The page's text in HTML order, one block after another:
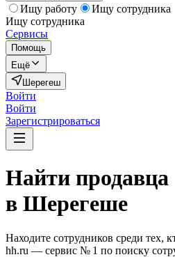
Ищу работу
Ищу сотрудника
Ищу сотрудника
Сервисы
Помощь
Ещё
Шерегеш
Войти
Войти
Зарегистрироваться
Найти продавца
в Шерегеше
Находите сотрудников среди тех,
hh.ru — сервис № 1 по поиску